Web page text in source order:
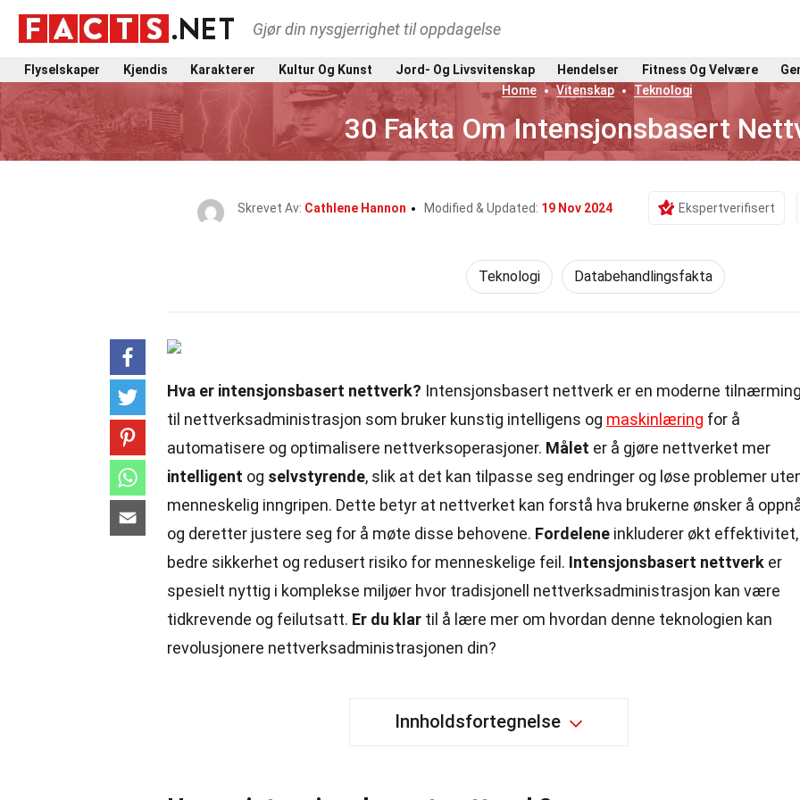
Gjør din nysgjerrighet til oppdagelse
Flyselskaper Kjendis Karakterer Kultur Og Kunst Jord- Og Livsvitenskap Hendelser Fitness Og Velvære
Home
Vitenskap Teknologi
30 Fakta Om Intensjonsbasert
Skrevet Av: Cathlene Hannon Modified & Updated: 19 Nov 2024 Ekspertverifisert
Teknologi Databehandlingsfakta
Hva er intensjonsbasert nettverk? Intensjonsbasert nettverk er en moderne
til nettverksadministrasjon som bruker kunstig intelligens og maskinlæring for å
automatisere og optimalisere nettverksoperasjoner. Målet er å gjøre nettverket mer
intelligent og selvstyrende, slik at det kan tilpasse seg endringer og løse problemer
menneskelig inngripen. Dette betyr at nettverket kan forstå hva brukerne ønsker å
og deretter justere seg for å møte disse behovene. Fordelene inkluderer økt effektivitet,
bedre sikkerhet og redusert risiko for menneskelige feil. Intensjonsbasert nettverk er
spesielt nyttig i komplekse miljøer hvor tradisjonell nettverksadministrasjon kan være
tidkrevende og feilutsatt. Er du klar til å lære mer om hvordan denne teknologien kan
revolusjonere nettverksadministrasjonen din?
Innholdsfortegnelse